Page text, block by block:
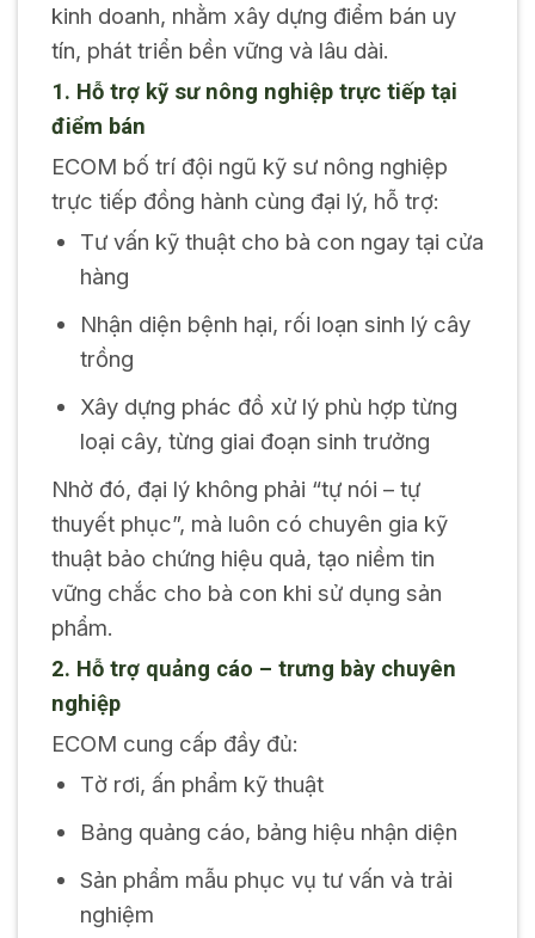
kinh doanh, nhằm xây dựng điểm bán uy
tín, phát triển bền vững và lâu dài.
1. Hỗ trợ kỹ sư nông nghiệp trực tiếp tại
điểm bán
ECOM bố trí đội ngũ kỹ sư nông nghiệp
trực tiếp đồng hành cùng đại lý, hỗ trợ:
Tư vấn kỹ thuật cho bà con ngay tại cửa
hàng
Nhận diện bệnh hại, rối loạn sinh lý cây
trồng
Xây dựng phác đồ xử lý phù hợp từng
loại cây, từng giai đoạn sinh trưởng
Nhờ đó, đại lý không phải “tự nói – tự
thuyết phục”, mà luôn có chuyên gia kỹ
thuật bảo chứng hiệu quả, tạo niềm tin
vững chắc cho bà con khi sử dụng sản
phẩm.
2. Hỗ trợ quảng cáo – trưng bày chuyên
nghiệp
ECOM cung cấp đầy đủ:
Tờ rơi, ấn phẩm kỹ thuật
Bảng quảng cáo, bảng hiệu nhận diện
Sản phẩm mẫu phục vụ tư vấn và trải
nghiệm